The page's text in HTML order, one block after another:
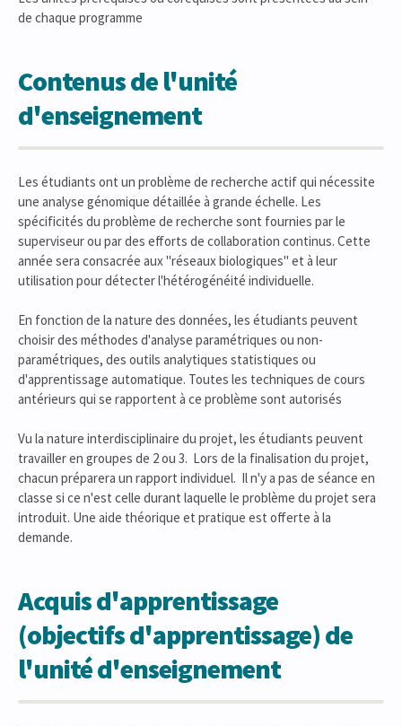
de chaque programme
Contenus de l'unité
d'enseignement
Les étudiants ont un problème de recherche actif qui nécessite
une analyse génomique détaillée à grande échelle. Les
spécificités du problème de recherche sont fournies par le
superviseur ou par des efforts de collaboration continus. Cette
année sera consacrée aux "réseaux biologiques" et à leur
utilisation pour détecter l'hétérogénéité individuelle.
En fonction de la nature des données, les étudiants peuvent
choisir des méthodes d'analyse paramétriques ou non-
paramétriques, des outils analytiques statistiques ou
d'apprentissage automatique. Toutes les techniques de cours
antérieurs qui se rapportent à ce problème sont autorisés
Vu la nature interdisciplinaire du projet, les étudiants peuvent
travailler en groupes de 2 ou 3. Lors de la finalisation du projet,
chacun préparera un rapport individuel. Il n'y a pas de séance en
classe si ce n'est celle durant laquelle le problème du projet sera
introduit. Une aide théorique et pratique est offerte à la
demande.
Acquis d'apprentissage
(objectifs d'apprentissage) de
l'unité d'enseignement